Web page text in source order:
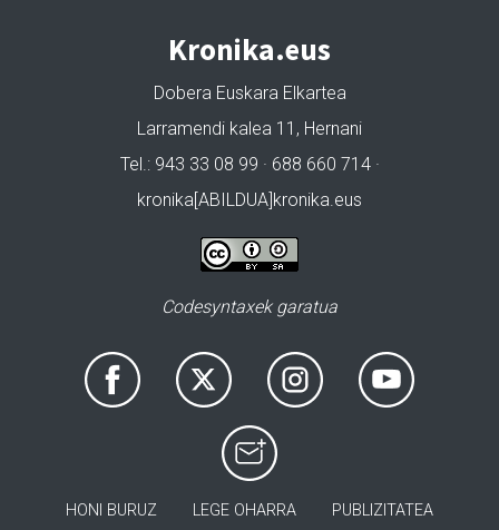
Kronika.eus
Dobera Euskara Elkartea
Larramendi kalea 11, Hernani
Tel.: 943 33 08 99 · 688 660 714 ·
kronika[ABILDUA]kronika.eus
Codesyntaxek garatua
HONI BURUZ LEGE OHARRA PUBLIZITATEA